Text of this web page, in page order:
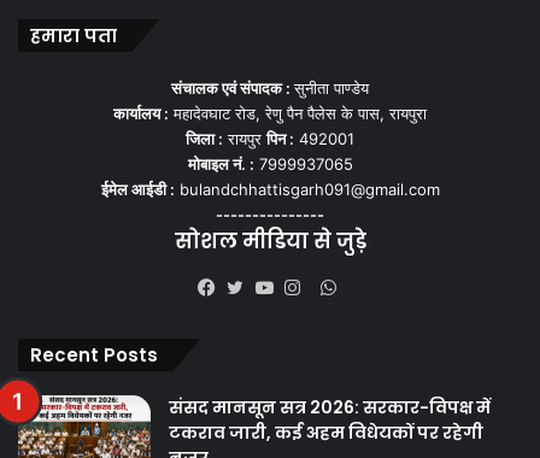
हमारा पता
संचालक एवं संपादक :सुनीता पाण्डेय
कार्यालय : महादेवघाट रोड, रेणु पैन पैलेस के पास, रायपुरा
जिला : रायपुरपिन : 492001
मोबाइल नं. : 7999937065
ईमेल आईडी : bulandchhattisgarh091@gmail.com
---------------
सोशल मीडिया से जुड़े
WhatsApp
Recent Posts
संसद मानसून सत्र 2026: सरकार-विपक्ष में
टकराव जारी, कई अहम विधेयकों पर रहेगी